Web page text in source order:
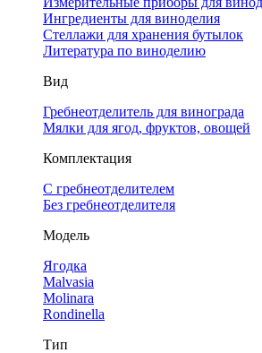
Ингредиенты для виноделия
Стеллажи для хранения бутылок
Литература по виноделию
Вид
Гребнеотделитель для винограда
Мялки для ягод, фруктов, овощей
Комплектация
С гребнеотделителем
Без гребнеотделителя
Модель
Ягодка
Malvasia
Molinara
Rondinella
Тип